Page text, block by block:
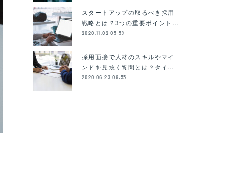
スタートアップの取るべき採用
戦略とは？3つの重要ポイント…
2020.11.02 05:53
採用面接で人材のスキルやマイ
ンドを見抜く質問とは？タイ…
2020.06.23 09:55